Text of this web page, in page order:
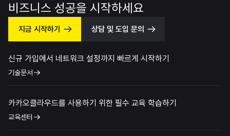
비즈니스 성공을 시작하세요
지금 시작하기 상담 및 도입 문의
신규 가입에서 네트워크 설정까지 빠르게 시작하기
기술문서
카카오클라우드를 사용하기 위한 필수 교육 학습하기
교육센터